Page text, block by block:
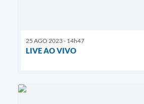
25 AGO 2023 - 14h47
LIVE AO VIVO